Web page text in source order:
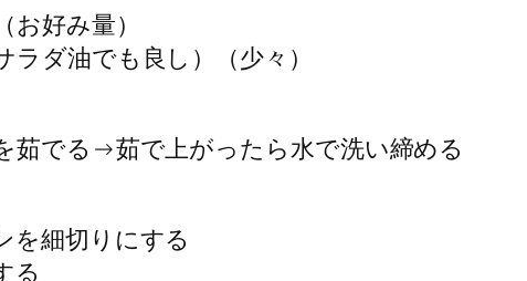
好み量）
ダ油でも良し）（少々）
茹でる→茹で上がったら水で洗い締める
を細切りにする
る